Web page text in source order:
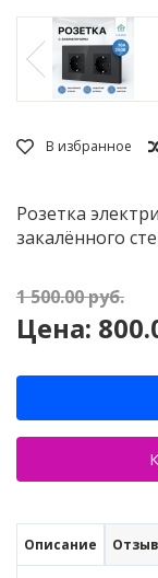
Розетка
закалённого
1 500.00руб.
Цена:
Описание